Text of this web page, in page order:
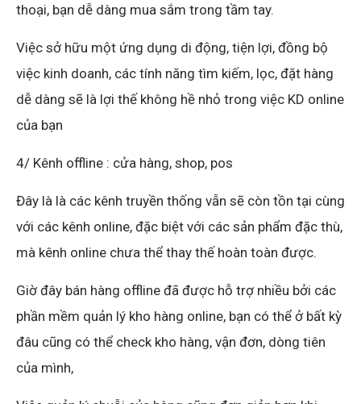
thoại, bạn dễ dàng mua sắm trong tầm tay.
Việc sở hữu một ứng dụng di động, tiện lợi, đồng bộ
việc kinh doanh, các tính năng tìm kiếm, lọc, đặt hàng
dễ dàng sẽ là lợi thế không hề nhỏ trong việc KD online
của bạn
4/ Kênh offline : cửa hàng, shop, pos
Đây là là các kênh truyền thống vẫn sẽ còn tồn tại cùng
với các kênh online, đặc biệt với các sản phẩm đặc thù,
mà kênh online chưa thể thay thế hoàn toàn được.
Giờ đây bán hàng offline đã được hỗ trợ nhiều bởi các
phần mềm quản lý kho hàng online, bạn có thể ở bất kỳ
đâu cũng có thể check kho hàng, vận đơn, dòng tiên
của mình,